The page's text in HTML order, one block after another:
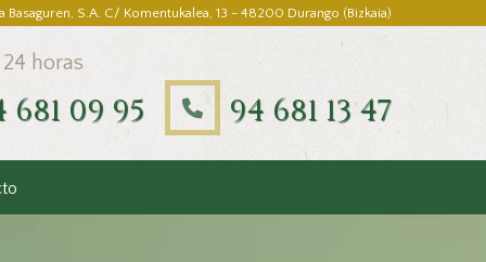
Basaguren, S.A. C/ Komentukalea, 13 - 48200 Durango (Bizkaia)
horas
681 09 95 94 681 13 47